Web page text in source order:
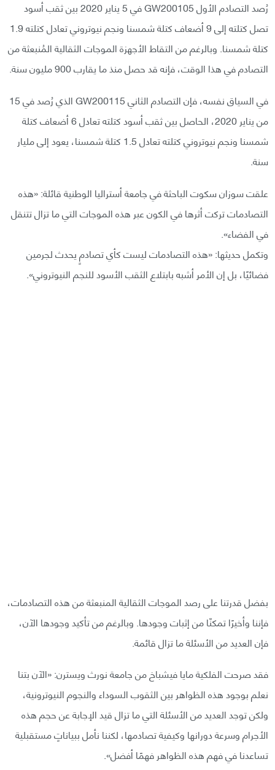
رُصد التصادم الأول GW200105 في 5 يناير 2020 بين ثقب أسود
تصل كتلته إلى 9 أضعاف كتلة شمسنا ونجم نيوتروني تعادل كتلته 1.9
كتلة شمسنا. وبالرغم من التقاط الأجهزة الموجات الثقالية المُنبعثة من
التصادم في هذا الوقت، فإنه قد حصل منذ ما يقارب 900 مليون سنة.
في السياق نفسه، فإن التصادم الثاني GW200115 الذي رُصد في 15
من يناير 2020، الحاصل بين ثقب أسود كتلته تعادل 6 أضعاف كتلة
شمسنا ونجم نيوتروني كتلته تعادل 1.5 كتلة شمسنا، يعود إلى مليار
سنة.
علقت سوزان سكوت الباحثة في جامعة أستراليا الوطنية قائلة: «هذه
التصادمات تركت أثرها في الكون عبر هذه الموجات التي ما تزال تتنقل
في الفضاء».
وتكمل حديثها: «هذه التصادمات ليست كأي تصادمٍ يحدث لجرمين
فضائيًا، بل إن الأمر أشبه بابتلاع الثقب الأسود للنجم النيوتروني».
بفضل قدرتنا على رصد الموجات الثقالية المنبعثة من هذه التصادمات،
فإننا وأخيرًا تمكنّا من إثبات وجودها. وبالرغم من تأكيد وجودها الآن،
فإن العديد من الأسئلة ما تزال قائمة.
فقد صرحت الفلكية مايا فيشباخ من جامعة نورث ويسترن: «الآن بتنا
نعلم بوجود هذه الظواهر بين الثقوب السوداء والنجوم النيوترونية،
ولكن توجد العديد من الأسئلة التي ما تزال قيد الإجابة عن حجم هذه
الأجرام وسرعة دورانها وكيفية تصادمها، لكننا نأمل ببياناتٍ مستقبلية
تساعدنا في فهم هذه الظواهر فهمًا أفضل».